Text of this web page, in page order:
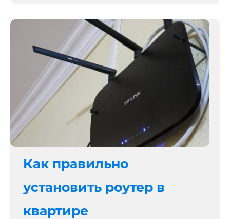
Как правильно
установить роутер в
квартире